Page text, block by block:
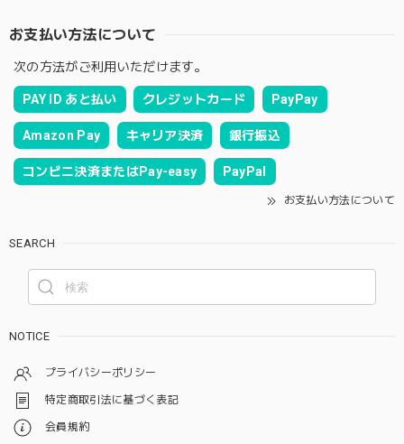
お支払い方法について
次の方法がご利用いただけます。
PAY ID あと払い クレジットカード PayPay
Amazon Pay キャリア決済 銀行振込
コンビニ決済またはPay-easy PayPal
お支払い方法について
SEARCH
NOTICE
プライバシーポリシー
特定商取引法に基づく表記
会員規約